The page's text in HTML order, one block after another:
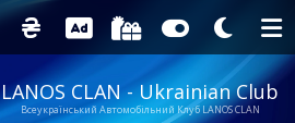
LANOS CLAN - Ukrainian Club
Всеукраїнський Автомобільний Клуб LANOS CLAN